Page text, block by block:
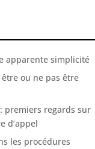
apparente simplicité
ou ne pas être
premiers regards sur
d’appel
les procédures